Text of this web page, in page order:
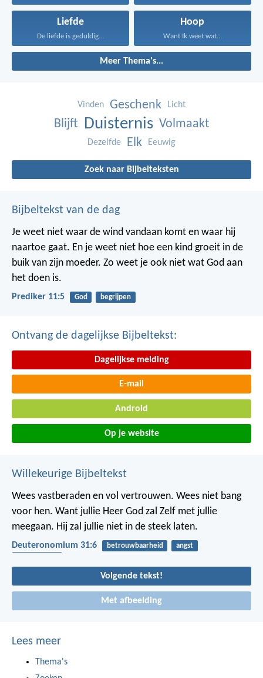
Liefde
De liefde is geduldig...
Hoop
Want Ik weet wat...
Meer Thema's...
Vinden Geschenk Licht
Blijft Duisternis Volmaakt
Dezelfde Elk Eeuwig
Zoek naar Bijbelteksten
Bijbeltekst van de dag
Je weet niet waar de wind vandaan komt en waar hij
naartoe gaat. En je weet niet hoe een kind groeit in de
buik van zijn moeder. Zo weet je ook niet wat God aan
het doen is.
Prediker 11:5 God begrijpen
Ontvang de dagelijkse Bijbeltekst:
Dagelijkse melding
E-mail
Android
Op je website
Willekeurige Bijbeltekst
Wees vastberaden en vol vertrouwen. Wees niet bang
voor hen. Want jullie Heer God zal Zelf met jullie
meegaan. Hij zal jullie niet in de steek laten.
Deuteronomium 31:6 betrouwbaarheid
angst
Volgende tekst!
Met afbeelding
Lees meer
Thema's